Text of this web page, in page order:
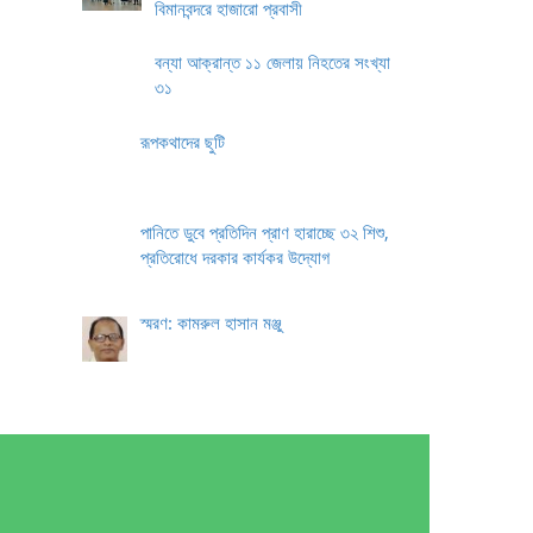
বিমানবন্দরে হাজারো প্রবাসী
বন্যা আক্রান্ত ১১ জেলায় নিহতের সংখ্যা
৩১
রূপকথাদের ছুটি
পানিতে ডুবে প্রতিদিন প্রাণ হারাচ্ছে ৩২ শিশু,
প্রতিরোধে দরকার কার্যকর উদ্যোগ
স্মরণ: কামরুল হাসান মঞ্জু